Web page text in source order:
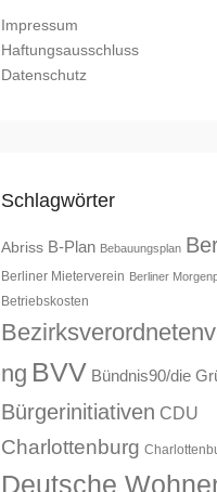
Impressum
Haftungsausschluss
Datenschutz
Schlagwörter
Abriss B-Plan Bebauungsplan
Berliner Mieterverein Berliner
Betriebskosten
ng BVV Bündnis90/die
Bürgerinitiativen CDU
Charlottenburg
Deutsche